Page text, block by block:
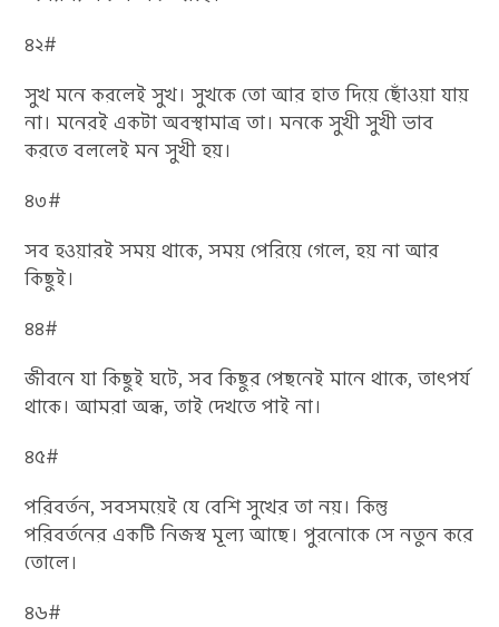
৪২#
সুখ মনে করলেই সুখ। সুখকে তো আর হাত দিয়ে ছোঁওয়া যায়
না। মনেরই একটা অবস্থামাত্র তা। মনকে সুখী সুখী ভাব
করতে বললেই মন সুখী হয়।
৪৩#
সব হওয়ারই সময় থাকে, সময় পেরিয়ে গেলে, হয় না আর
কিছুই।
৪৪#
জীবনে যা কিছুই ঘটে, সব কিছুর পেছনেই মানে থাকে, তাৎপর্য
থাকে। আমরা অন্ধ, তাই দেখতে পাই না।
৪৫#
পরিবর্তন, সবসময়েই যে বেশি সুখের তা নয়। কিন্তু
পরিবর্তনের একটি নিজস্ব মূল্য আছে। পুরনোকে সে নতুন করে
তোলে।
৪৬#